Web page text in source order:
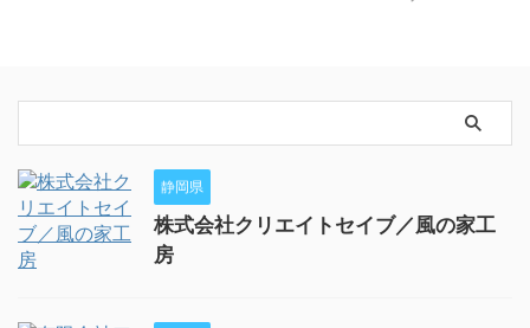
静岡県
株式会社クリエイトセイブ／風の家工
房